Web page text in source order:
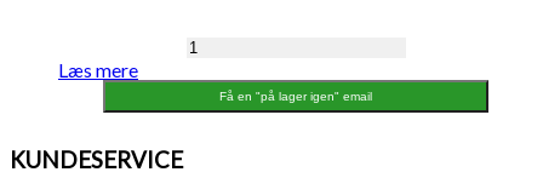
skinne
top/bund,
Læs mere
Få en "på lager igen" email
KUNDESERVICE